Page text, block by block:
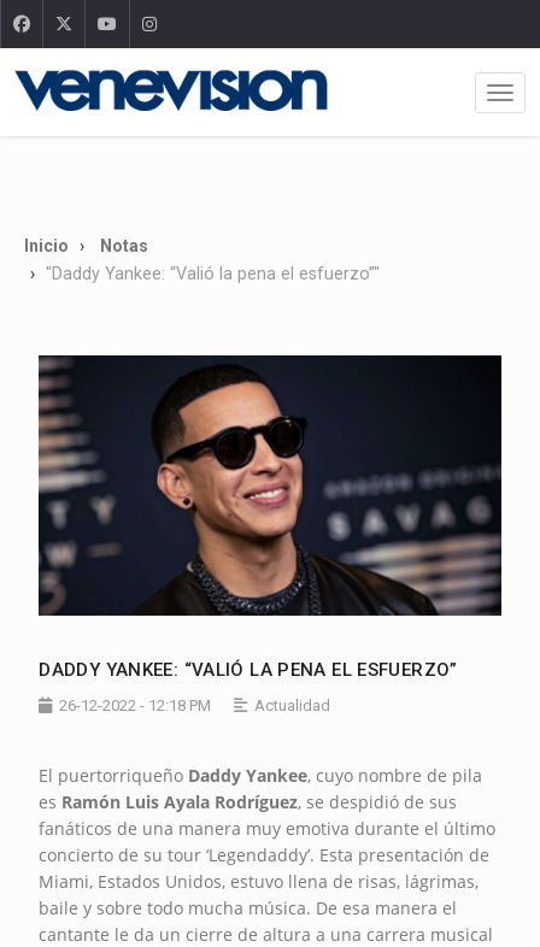
Inicio
Notas
"Daddy Yankee: “Valió la pena el esfuerzo”"
DADDY YANKEE: “VALIÓ LA PENA EL ESFUERZO”
26-12-2022 - 12:18 PM Actualidad
El puertorriqueño Daddy Yankee, cuyo nombre de pila
es Ramón Luis Ayala Rodríguez, se despidió de sus
fanáticos de una manera muy emotiva durante el último
concierto de su tour ‘Legendaddy’. Esta presentación de
Miami, Estados Unidos, estuvo llena de risas, lágrimas,
baile y sobre todo mucha música. De esa manera el
cantante le da un cierre de altura a una carrera musical